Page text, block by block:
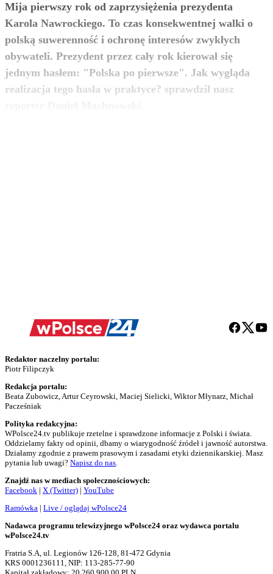
Mija pierwszy rok od zaprzysiężenia prezydenta
Karola Nawrockiego. To czas konsekwentnej walki o
polską suwerenność i ochronę interesów zwykłych
obywateli. Prezydent przez cały rok kierował się
jednym hasłem: "Polska po pierwsze". Jak wygląda
realizacja tego hasła w praktyce? sprawdził nasz
zobacz więcej
Redaktor naczelny portalu:
Piotr Filipczyk
Redakcja portalu:
Beata Zubowicz, Artur Ceyrowski, Maciej Sielicki, Wiktor Młynarz, Michał
Pacześniak
Polityka redakcyjna:
WPolsce24.tv publikuje rzetelne i sprawdzone informacje z Polski i świata.
Oddzielamy fakty od opinii, dbamy o wiarygodność źródeł i jawność autorstwa.
Działamy zgodnie z prawem prasowym i zasadami etyki dziennikarskiej. Masz
pytania lub uwagi? Napisz do nas
Znajdź nas w mediach społecznościowych:
Facebook | X (Twitter) | YouTube
Ramówka | Live / oglądaj wPolsce24
Nadawca programu telewizyjnego wPolsce24 oraz wydawca portalu
wPolsce24.tv
Fratria S.A, ul. Legionów 126-128, 81-472 Gdynia
KRS 0001236111, NIP: 113-285-77-90